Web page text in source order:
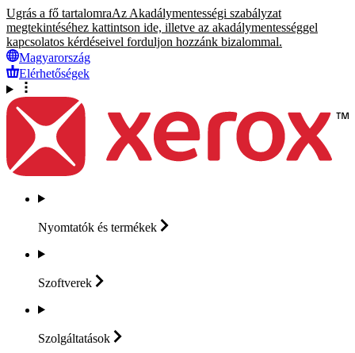
Ugrás a fő tartalomraAz Akadálymentességi szabályzat
megtekintéséhez kattintson ide, illetve az akadálymentességgel
kapcsolatos kérdéseivel forduljon hozzánk bizalommal.
Magyarország
Elérhetőségek
Nyomtatók és termékek
Szoftverek
Szolgáltatások